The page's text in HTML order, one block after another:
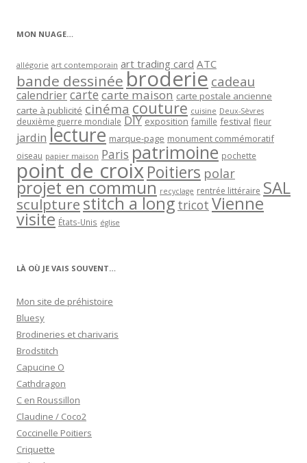
MON NUAGE…
allégorie art contemporain art trading card ATC
bande dessinée broderie cadeau
calendriercartecarte maison carte postale ancienne
carte à publicité cinéma couture cuisine Deux-Sèvres
deuxième guerre mondiale DIY exposition famille festival fleur
jardin lecture marque-page monument commémoratif
oiseau papier maison Paris patrimoine pochette
point de croixPoitiers polar
projet en commun recyclage rentrée littéraire SAL
sculpturestitch a long tricot Vienne
visite États-Unis église
LÀ OÙ JE VAIS SOUVENT…
Mon site de préhistoire
Bluesy
Brodineries et charivaris
Brodstitch
Capucine O
Cathdragon
C en Roussillon
Claudine / Coco2
Coccinelle Poitiers
Criquette